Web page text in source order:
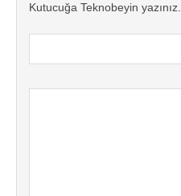
Kutucuğa Teknobeyin yazınız.